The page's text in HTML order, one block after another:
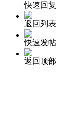
快速回复
返回列表
快速发帖
返回顶部